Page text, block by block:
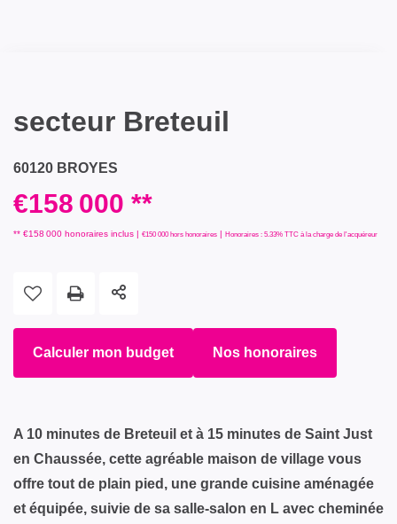
secteur Breteuil
60120 BROYES
€158 000 **
** €158 000 honoraires inclus | €150 000 hors honoraires | Honoraires : 5.33% TTC à la charge de l'acquéreur
Calculer mon budget Nos honoraires
A 10 minutes de Breteuil et à 15 minutes de Saint Just
en Chaussée, cette agréable maison de village vous
offre tout de plain pied, une grande cuisine aménagée
et équipée, suivie de sa salle-salon en L avec cheminée